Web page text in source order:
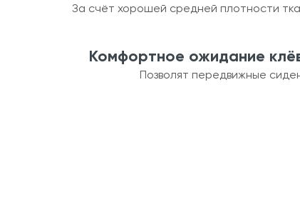
За счёт хорошей средней плотности
Комфортное ожидание
Позволят передвижные